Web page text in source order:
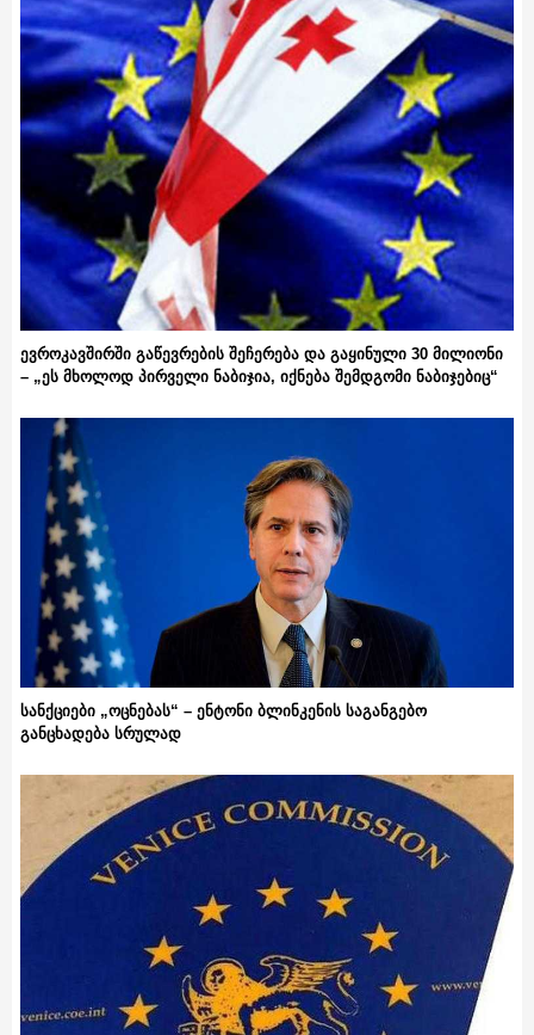
ევროკავშირში გაწევრების შეჩერება და გაყინული 30 მილიონი
– „ეს მხოლოდ პირველი ნაბიჯია, იქნება შემდგომი ნაბიჯებიც“
სანქციები „ოცნებას“ – ენტონი ბლინკენის საგანგებო
განცხადება სრულად